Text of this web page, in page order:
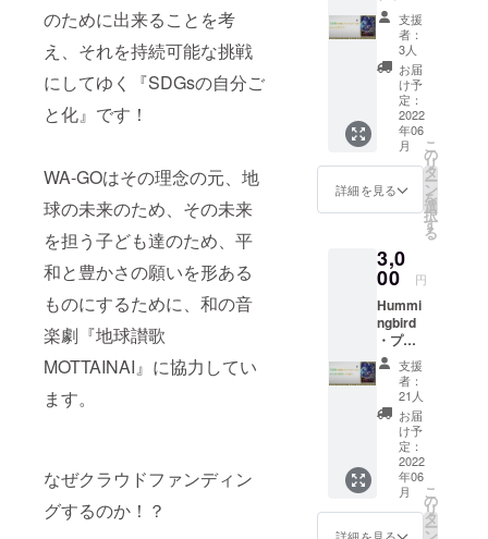
のために出来ることを考
え、それを持続可能な挑戦
にしてゆく『SDGsの自分ご
と化』です！
WA-GOはその理念の元、地
球の未来のため、その未来
を担う子ども達のため、平
和と豊かさの願いを形ある
ものにするために、和の音
楽劇『地球讃歌
MOTTAINAI』に協力してい
ます。
なぜクラウドファンディン
グするのか！？
目標)に則し
た独自の目
標を掲げ、
2030年を目
指し『SDGs
の自分ごと
化』を音楽
の力で推進
していきま
【1,000
円】
リター
ン内
容：
MOTTAI
NAI主催
からの
サンク
スメー
ル
支援
者：
3人
お届
け予
定：
2022
年06
月
詳細を見る
こ
の
リ
タ
ー
ン
を
選
択
す
る
3,0
00 円
Hummi
ngbird
・プラ
ン
【3,000
円】
リター
ン内
容：
MOTTAI
NAI主催
からの
サンク
スメー
支援
者：
21人
お届
け予
定：
2022
年06
月
詳細を見る
こ
の
リ
タ
ー